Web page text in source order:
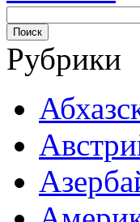
Рубрики